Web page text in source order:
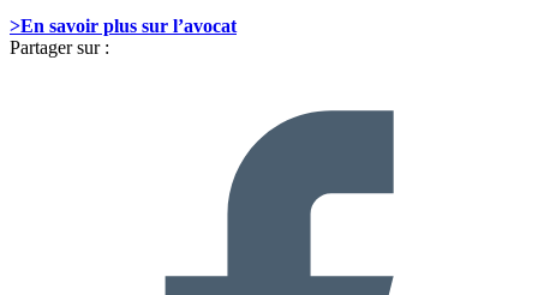
>En savoir plus sur l’avocat
Partager sur :